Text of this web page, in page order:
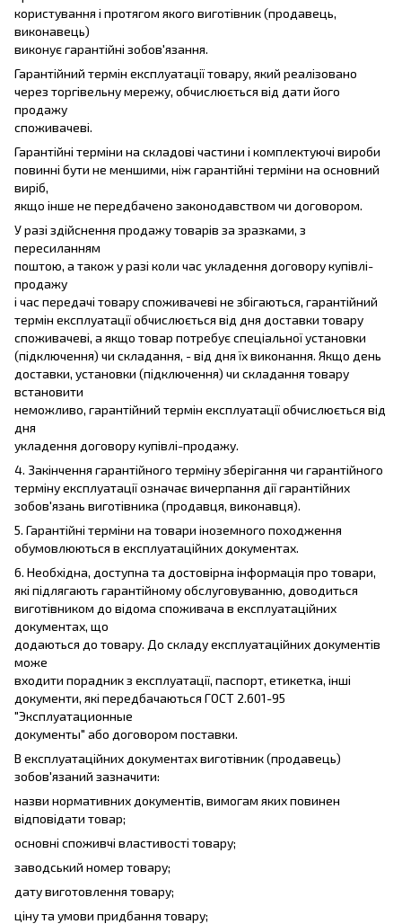
користування і протягом якого виготівник (продавець,
виконавець)
виконує гарантійні зобов'язання.
Гарантійний термін експлуатації товару, який реалізовано
через торгівельну мережу, обчислюється від дати його
продажу
споживачеві.
Гарантійні терміни на складові частини і комплектуючі вироби
повинні бути не меншими, ніж гарантійні терміни на основний
виріб,
якщо інше не передбачено законодавством чи договором.
У разі здійснення продажу товарів за зразками, з
пересиланням
поштою, а також у разі коли час укладення договору купівлі-
продажу
і час передачі товару споживачеві не збігаються, гарантійний
термін експлуатації обчислюється від дня доставки товару
споживачеві, а якщо товар потребує спеціальної установки
(підключення) чи складання, - від дня їх виконання. Якщо день
доставки, установки (підключення) чи складання товару
встановити
неможливо, гарантійний термін експлуатації обчислюється від
дня
укладення договору купівлі-продажу.
4. Закінчення гарантійного терміну зберігання чи гарантійного
терміну експлуатації означає вичерпання дії гарантійних
зобов'язань виготівника (продавця, виконавця).
5. Гарантійні терміни на товари іноземного походження
обумовлюються в експлуатаційних документах.
6. Необхідна, доступна та достовірна інформація про товари,
які підлягають гарантійному обслуговуванню, доводиться
виготівником до відома споживача в експлуатаційних
документах, що
додаються до товару. До складу експлуатаційних документів
може
входити порадник з експлуатації, паспорт, етикетка, інші
документи, які передбачаються ГОСТ 2.601-95
"Эксплуатационные
документы" або договором поставки.
В експлуатаційних документах виготівник (продавець)
зобов'язаний зазначити:
назви нормативних документів, вимогам яких повинен
відповідати товар;
основні споживчі властивості товару;
заводський номер товару;
дату виготовлення товару;
ціну та умови придбання товару;